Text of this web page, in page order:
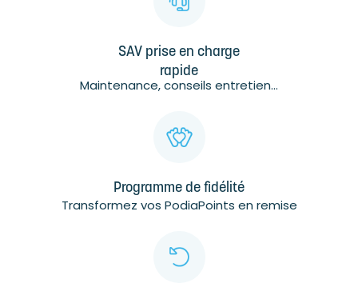
SAV prise en charge
rapide
Maintenance, conseils entretien...
Programme de fidélité
Transformez vos PodiaPoints en remise